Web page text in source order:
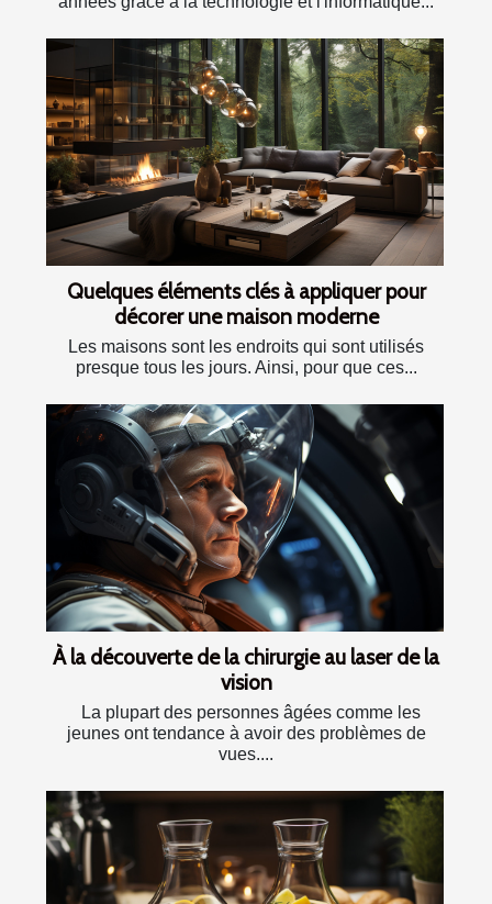
Quelques éléments clés à appliquer pour
décorer une maison moderne
Les maisons sont les endroits qui sont utilisés
presque tous les jours. Ainsi, pour que ces...
À la découverte de la chirurgie au laser de la
vision
La plupart des personnes âgées comme les
jeunes ont tendance à avoir des problèmes de
vues....